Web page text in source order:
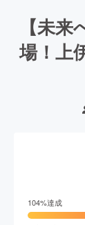
【未
場！上
104%達成